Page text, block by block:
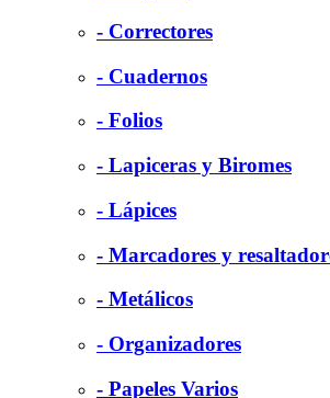
- Correctores
- Cuadernos
- Folios
- Lapiceras y Biromes
- Lápices
- Marcadores y
- Metálicos
- Organizadores
- Papeles Varios